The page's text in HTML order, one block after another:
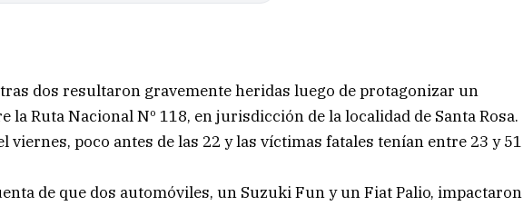
dos resultaron gravemente heridas luego de protagonizar un
Ruta Nacional Nº 118, en jurisdicción de la localidad de Santa Rosa.
viernes, poco antes de las 22 y las víctimas fatales tenían entre 23 y 51
de que dos automóviles, un Suzuki Fun y un Fiat Palio, impactaron